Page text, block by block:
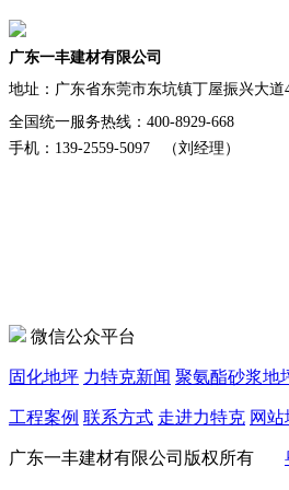
广东一丰建材有限公司
地址： 广东省东莞市东坑镇丁屋振兴大道
全国统一服务热线：400-8929-668
手机：139-2559-5097 （刘经理）
微信公众平台
固化地坪 力特克新闻 聚氨酯砂浆地
工程案例 联系方式 走进力特克 网站
广东一丰建材有限公司版权所有